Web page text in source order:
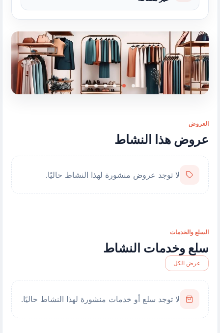
العروض
عروض هذا النشاط
لا توجد عروض منشورة لهذا النشاط حاليًا.
السلع والخدمات
سلع وخدمات النشاط
عرض الكل
لا توجد سلع أو خدمات منشورة لهذا النشاط حاليًا.